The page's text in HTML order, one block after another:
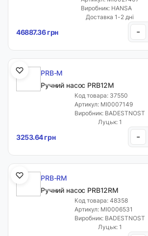
Виробник: HANSA
Доставка 1-2 дні
46887.36 грн -
PRB-M
Ручний насос PRB12M
Код товара: 37550
Артикул: MI0007149
Виробник: BADESTNOST
Луцьк: 1
3253.64 грн -
PRB-RM
Ручний насос PRB12RM
Код товара: 48358
Артикул: MI0006531
Виробник: BADESTNOST
Луцьк: 1